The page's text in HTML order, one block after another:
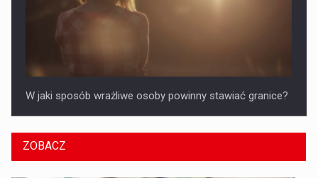
W jaki sposób wrażliwe osoby powinny stawiać granice?
ZOBACZ